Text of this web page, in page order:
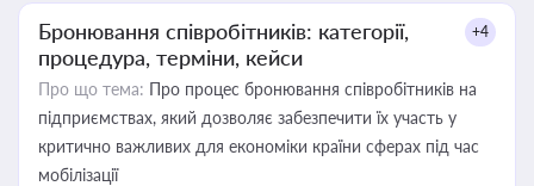
Бронювання співробітників: категорії,
процедура, терміни, кейси
+4
Про що тема: Про процес бронювання співробітників на
підприємствах, який дозволяє забезпечити їх участь у
критично важливих для економіки країни сферах під час
мобілізації